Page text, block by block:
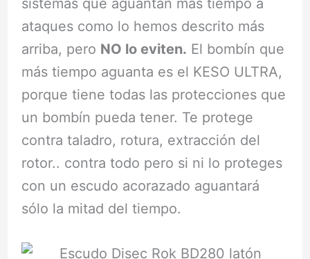
ataques como lo hemos descrito más
arriba, pero NO lo eviten. El bombín que
más tiempo aguanta es el KESO ULTRA,
porque tiene todas las protecciones que
un bombín pueda tener. Te protege
contra taladro, rotura, extracción del
rotor.. contra todo pero si ni lo proteges
con un escudo acorazado aguantará
sólo la mitad del tiempo.